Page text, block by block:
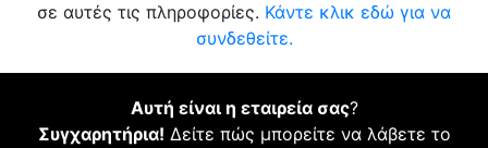
σε αυτές τις πληροφορίες. Κάντε κλικ εδώ για να
συνδεθείτε.
Αυτή είναι η εταιρεία σας?
Συγχαρητήρια! Δείτε πώς μπορείτε να λάβετε το